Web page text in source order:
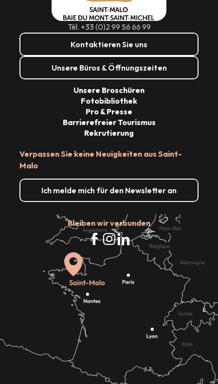
Tél. +33 (0)2 99 56 66 99
Kontaktieren Sie uns
Unsere Büros & Öffnungszeiten
Verpassen Sie keine Neuigkeiten aus Saint-
Malo
Ich melde mich für den Newsletter an
Bleiben wir verbunden
Unsere Broschüren
Fotobibliothek
Pro & Presse
Barrierefreier Tourismus
Rekrutierung